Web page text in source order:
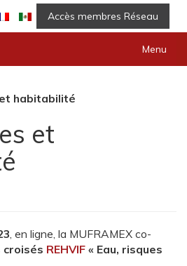
Accès membres Réseau
Menu
habitabilité
et
, en ligne, la MUFRAMEX co-
croisés REHVIF « Eau, risques